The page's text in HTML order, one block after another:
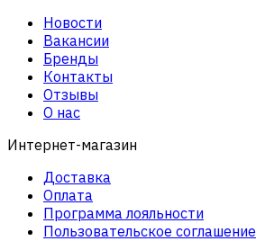
Новости
Вакансии
Бренды
Контакты
Отзывы
О нас
Интернет-магазин
Доставка
Оплата
Программа лояльности
Пользовательское соглашение